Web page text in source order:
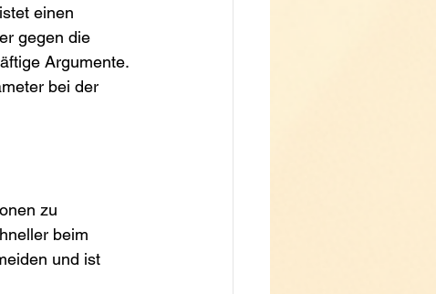
einen
gegen die
Argumente.
bei der
zu
beim
und ist